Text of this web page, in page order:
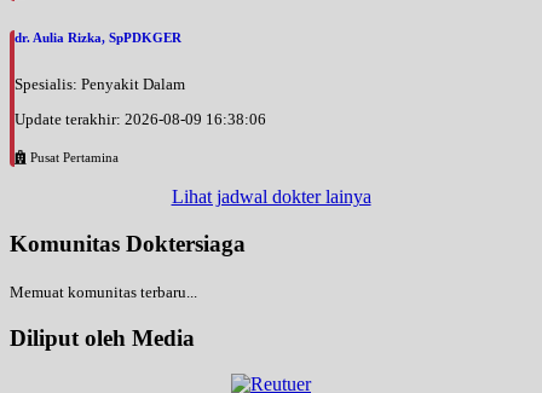
dr. Aulia Rizka, SpPDKGER
Spesialis: Penyakit Dalam
Update terakhir: 2026-08-09 16:38:06
Pusat Pertamina
Lihat jadwal dokter lainya
Komunitas Doktersiaga
Memuat komunitas terbaru...
Diliput oleh Media